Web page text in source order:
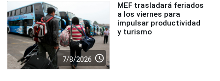
7/8/2026 access_time
MEF trasladará feriados
a los viernes para
impulsar productividad
y turismo